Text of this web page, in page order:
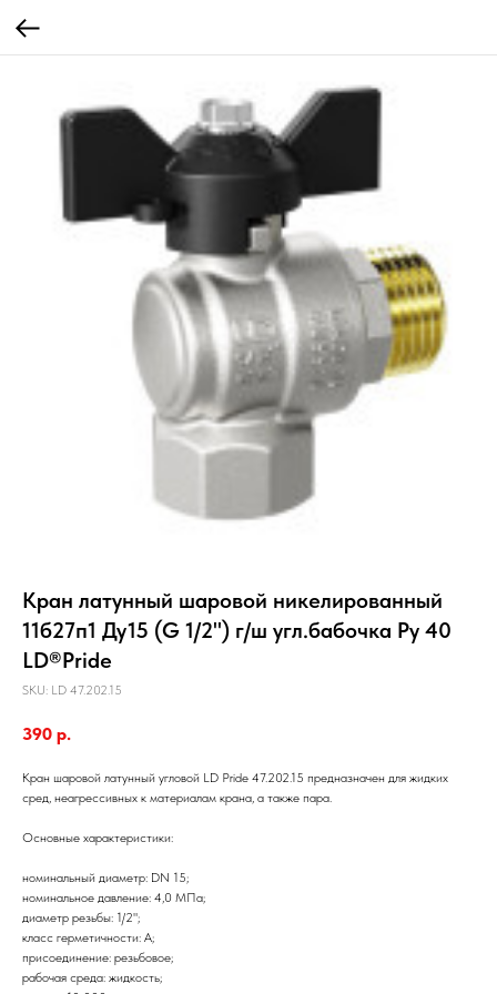
Кран латунный шаровой никелированный
11б27п1 Ду15 (G 1/2") г/ш угл.бабочка Ру 40
LD®Pride
SKU: LD 47.202.15
390 р.
Кран шаровой латунный угловой LD Pride 47.202.15 предназначен для жидких
сред, неагрессивных к материалам крана, а также пара.
Основные характеристики:
номинальный диаметр: DN 15;
номинальное давление: 4,0 МПа;
диаметр резьбы: 1/2";
класс герметичности: А;
присоединение: резьбовое;
рабочая среда: жидкость;